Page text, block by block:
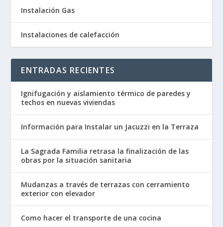
Instalación Gas
Instalaciones de calefacción
ENTRADAS RECIENTES
Ignifugación y aislamiento térmico de paredes y
techos en nuevas viviendas
Información para Instalar un Jacuzzi en la Terraza
La Sagrada Familia retrasa la finalización de las
obras por la situación sanitaria
Mudanzas a través de terrazas con cerramiento
exterior con elevador
Como hacer el transporte de una cocina